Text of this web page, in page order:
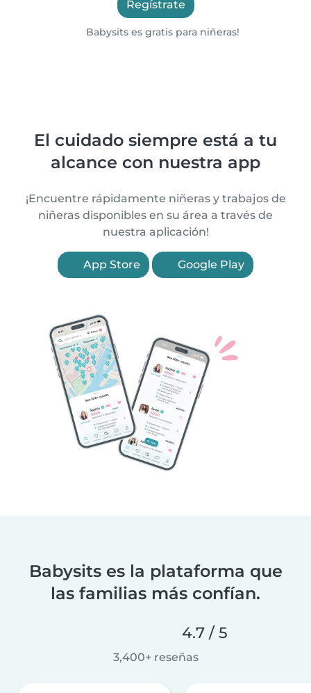
Regístrate
Babysits es gratis para niñeras!
El cuidado siempre está a tu
alcance con nuestra app
¡Encuentre rápidamente niñeras y trabajos de
niñeras disponibles en su área a través de
nuestra aplicación!
App Store Google Play
Babysits es la plataforma que
las familias más confían.
4.7 / 5
3,400+ reseñas